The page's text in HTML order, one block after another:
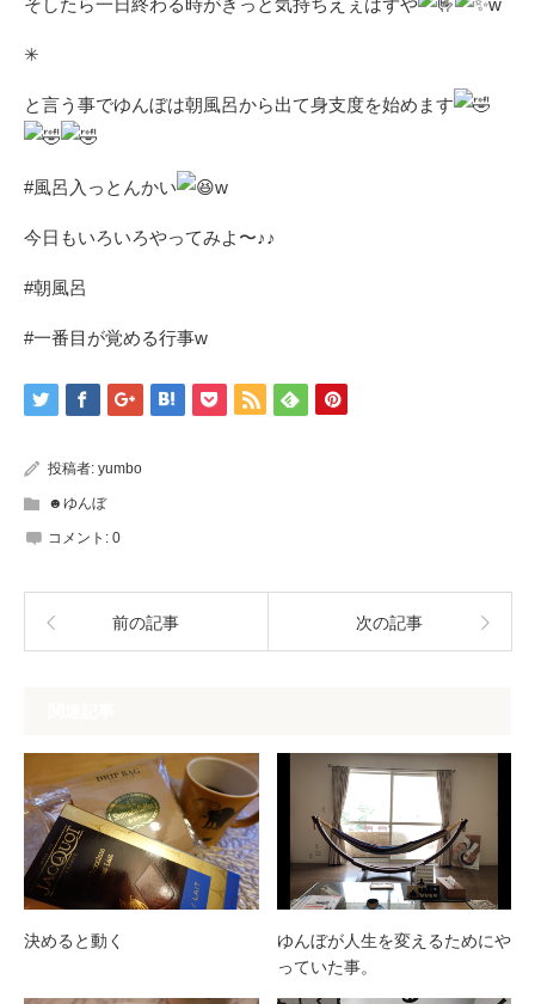
そしたら一日終わる時がきっと気持ちえぇはずや w
✳︎
と言う事でゆんぼは朝風呂から出て身支度を始めます
#風呂入っとんかい w
今日もいろいろやってみよ〜♪♪
#朝風呂
#一番目が覚める行事w
投稿者: yumbo
☻ゆんぼ
コメント: 0
前の記事 次の記事
決めると動く
ゆんぼが人生を変えるためにや
っていた事。